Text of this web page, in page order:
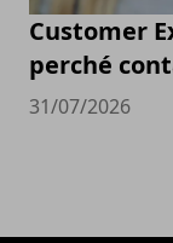
Customer
perché
31/07/2026